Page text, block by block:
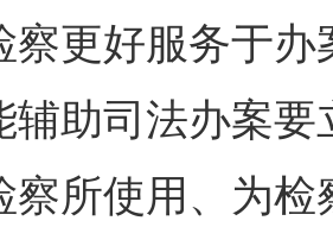
察更好服务于
辅助司法办案
察所使用、为